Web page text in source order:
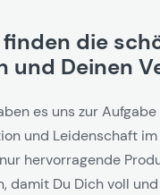
die
und Deinen
es uns zur
und Leidenschaft
hervorragende
damit Du Dich voll